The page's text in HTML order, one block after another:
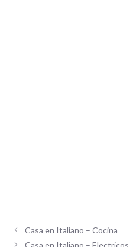
Casa en Italiano – Cocina
Casa en Italiano – Electricos